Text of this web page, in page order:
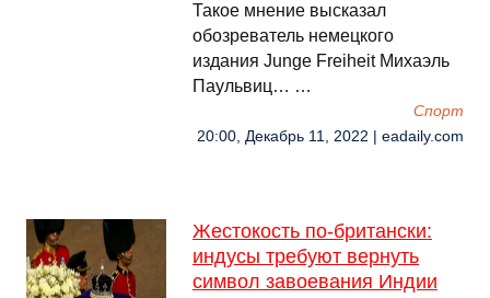
Такое мнение высказал
обозреватель немецкого
издания Junge Freiheit Михаэль
Паульвиц… …
Спорт
20:00, Декабрь 11, 2022 | eadaily.com
Жестокость по-британски:
индусы требуют вернуть
символ завоевания Индии